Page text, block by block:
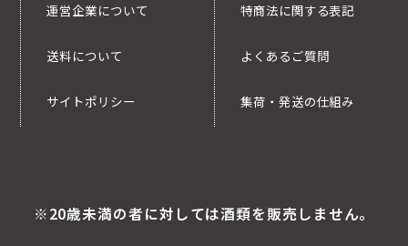
運営企業について
送料について
サイトポリシー
特商法に関する表記
よくあるご質問
集荷・発送の仕組み
※20歳未満の者に対しては酒類を販売しません。